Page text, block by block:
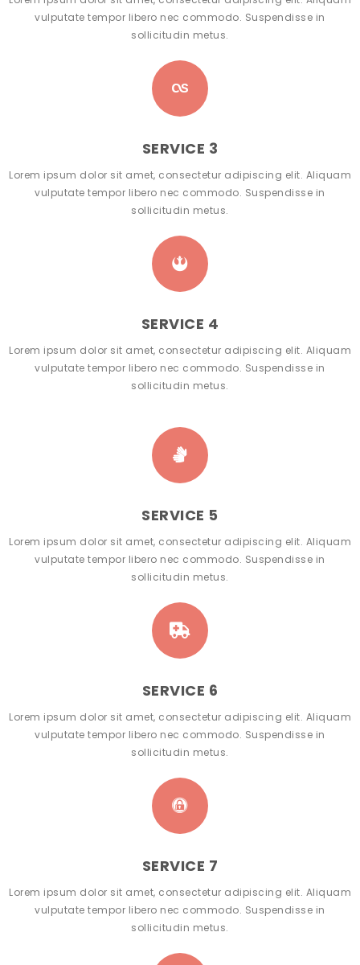
vulputate tempor libero nec commodo. Suspendisse in
sollicitudin metus.
SERVICE 3
Lorem ipsum dolor sit amet, consectetur adipiscing elit. Aliquam
vulputate tempor libero nec commodo. Suspendisse in
sollicitudin metus.
SERVICE 4
Lorem ipsum dolor sit amet, consectetur adipiscing elit. Aliquam
vulputate tempor libero nec commodo. Suspendisse in
sollicitudin metus.
SERVICE 5
Lorem ipsum dolor sit amet, consectetur adipiscing elit. Aliquam
vulputate tempor libero nec commodo. Suspendisse in
sollicitudin metus.
SERVICE 6
Lorem ipsum dolor sit amet, consectetur adipiscing elit. Aliquam
vulputate tempor libero nec commodo. Suspendisse in
sollicitudin metus.
SERVICE 7
Lorem ipsum dolor sit amet, consectetur adipiscing elit. Aliquam
vulputate tempor libero nec commodo. Suspendisse in
sollicitudin metus.